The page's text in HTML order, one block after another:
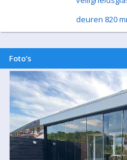
deuren 820
Foto's